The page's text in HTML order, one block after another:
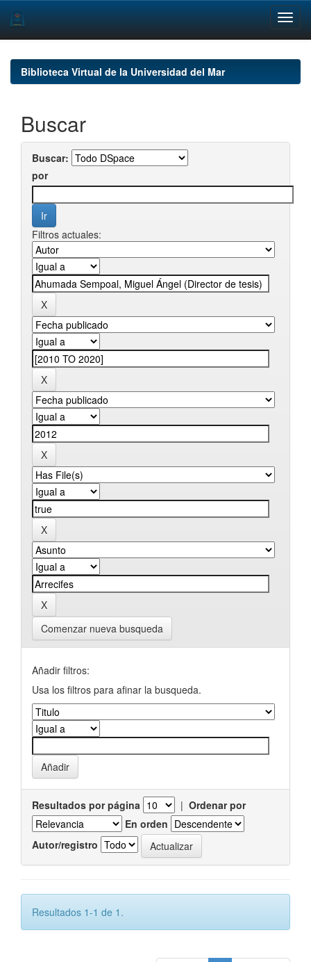
navigationBiblioteca Virtual de la Universidad del Mar
Buscar
Buscar:
por
Filtros actuales:
Comenzar nueva busqueda
Añadir filtros:
Usa los filtros para afinar la busqueda.
Resultados por página | Ordenar por
En orden
Autor/registro
Resultados 1-1 de 1.